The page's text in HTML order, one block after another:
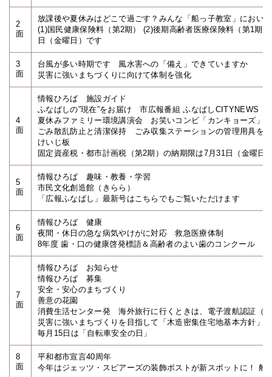
2
面
放課後や夏休みはどこで過ごす？みんな「船っ子教室」におい
(1)国民健康保険料（第2期） (2)後期高齢者医療保険料（第1期
日（金曜日）です
3
面
台風が多い時期です 風水害への「備え」できていますか
災害に強いまちづくりに向けて体制を強化
4
面
情報ひろば 施設ガイド
ふなばしの”現在”をお届け 市広報番組 ふなばしCITYNEWS
夏休みファミリー環境講演会 お笑いコンビ「カンキョーズ」
ごみ散乱防止と清潔保持 ごみ収集ステーションの管理用具を
けいじ板
固定資産税・都市計画税（第2期）の納期限は7月31日（金曜日
5
面
情報ひろば 趣味・教養・学習
市民文化創造館（きらら）
「広報ふなばし」最新号はこちらでもご覧いただけます
6
面
情報ひろば 健康
夜間・休日の急な病気やけがに対応 救急医療体制
8年度 歯・口の健康啓発標語＆高齢者のよい歯のコンクール
7
面
情報ひろば お知らせ
情報ひろば 募集
安全・安心のまちづくり
善意の花園
消費生活センター発 海外旅行に行くときは、電子渡航認証（
災害に強いまちづくりを目指して「木造密集住宅地基本方針」
毎月15日は「自転車安全の日」
8
面
平和都市宣言40周年
今年はジェッツ・スピアーズの装飾ポストが新スポットに！ 船